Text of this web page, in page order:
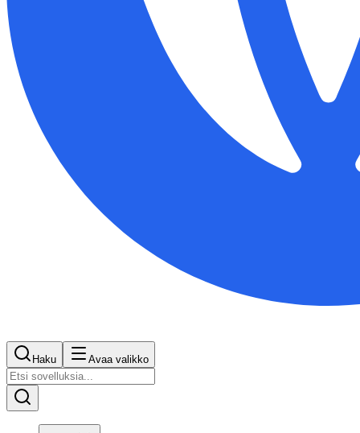
Haku Avaa valikko